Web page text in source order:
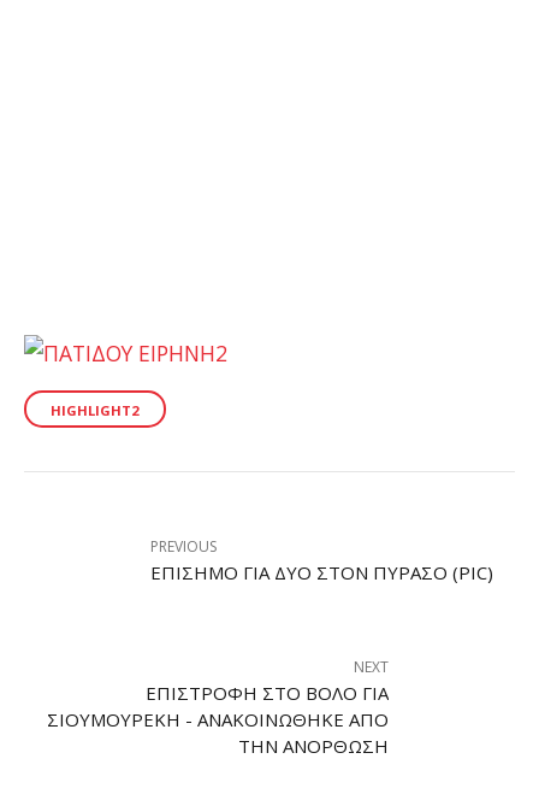
HIGHLIGHT2
PREVIOUS
ΕΠΊΣΗΜΟ ΓΙΑ ΔΎΟ ΣΤΟΝ ΠΎΡΑΣΟ (PIC)
NEXT
ΕΠΙΣΤΡΟΦΉ ΣΤΟ ΒΌΛΟ ΓΙΑ
ΣΙΟΥΜΟΥΡΈΚΗ - ΑΝΑΚΟΙΝΏΘΗΚΕ ΑΠΌ
ΤΗΝ ΑΝΌΡΘΩΣΗ